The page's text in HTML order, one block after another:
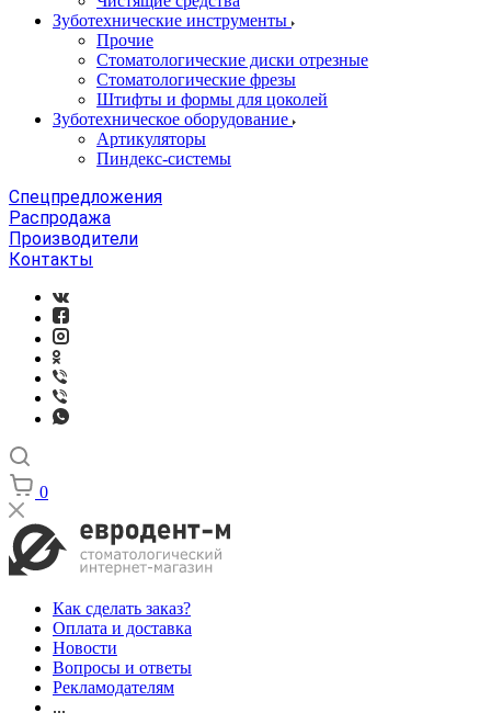
Зуботехнические инструменты
Прочие
Стоматологические диски отрезные
Стоматологические фрезы
Штифты и формы для цоколей
Зуботехническое оборудование
Артикуляторы
Пиндекс-системы
Спецпредложения
Распродажа
Производители
Контакты
0
Как сделать заказ?
Оплата и доставка
Новости
Вопросы и ответы
Рекламодателям
...